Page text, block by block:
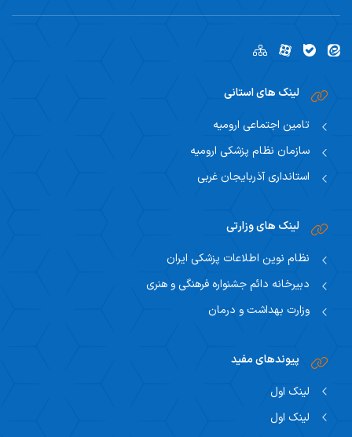
لینک های استانی
تامین اجتماعی ارومیه
سازمان نظام پزشکی ارومیه
استانداری آذربایجان غربی
لینک های وزارتی
نظام نوین اطلاعات پزشکی ایران
دبیرخانه دائم جشنواره فرهنگی و هنری
وزارت بهداشت و درمان
پیوندهای مفید
لینک اول
لینک اول